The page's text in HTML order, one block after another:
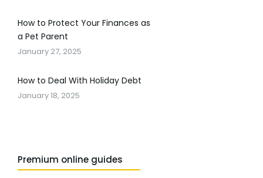
How to Protect Your Finances as
a Pet Parent
January 27, 2025
How to Deal With Holiday Debt
January 18, 2025
Premium online guides